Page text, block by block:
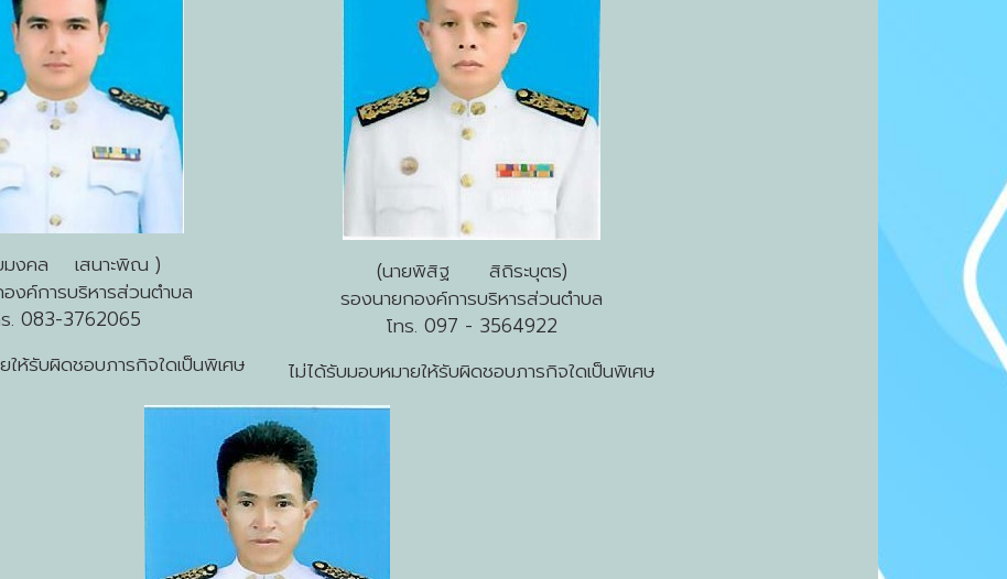
มงคล เสนาะพิณ )
งค์การบริหารส่วนตำบล
. 083-3762065
ให้รับผิดชอบภารกิจใดเป็นพิเศษ
(นายพิสิฐ สิถิระบุตร)
รองนายกองค์การบริหารส่วนตำบล
โทร. 097 - 3564922
ไม่ได้รับมอบหมายให้รับผิดชอบภารกิจใดเป็นพิเศษ